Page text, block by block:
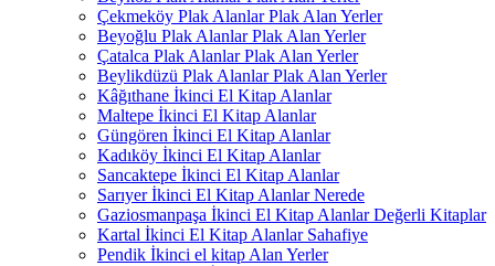
Çekmeköy Plak Alanlar Plak Alan Yerler
Beyoğlu Plak Alanlar Plak Alan Yerler
Çatalca Plak Alanlar Plak Alan Yerler
Beylikdüzü Plak Alanlar Plak Alan Yerler
Kâğıthane İkinci El Kitap Alanlar
Maltepe İkinci El Kitap Alanlar
Güngören İkinci El Kitap Alanlar
Kadıköy İkinci El Kitap Alanlar
Sancaktepe İkinci El Kitap Alanlar
Sarıyer İkinci El Kitap Alanlar Nerede
Gaziosmanpaşa İkinci El Kitap Alanlar Değerli Kitaplar
Kartal İkinci El Kitap Alanlar Sahafiye
Pendik İkinci el kitap Alan Yerler